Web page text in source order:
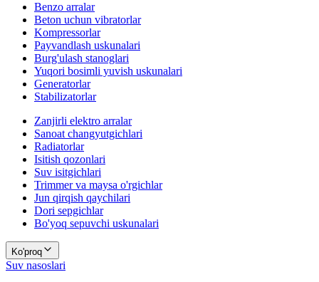
Benzo arralar
Beton uchun vibratorlar
Kompressorlar
Payvandlash uskunalari
Burg'ulash stanoglari
Yuqori bosimli yuvish uskunalari
Generatorlar
Stabilizatorlar
Zanjirli elektro arralar
Sanoat changyutgichlari
Radiatorlar
Isitish qozonlari
Suv isitgichlari
Trimmer va maysa o'rgichlar
Jun qirqish qaychilari
Dori sepgichlar
Bo'yoq sepuvchi uskunalari
Ko'proq
Suv nasoslari